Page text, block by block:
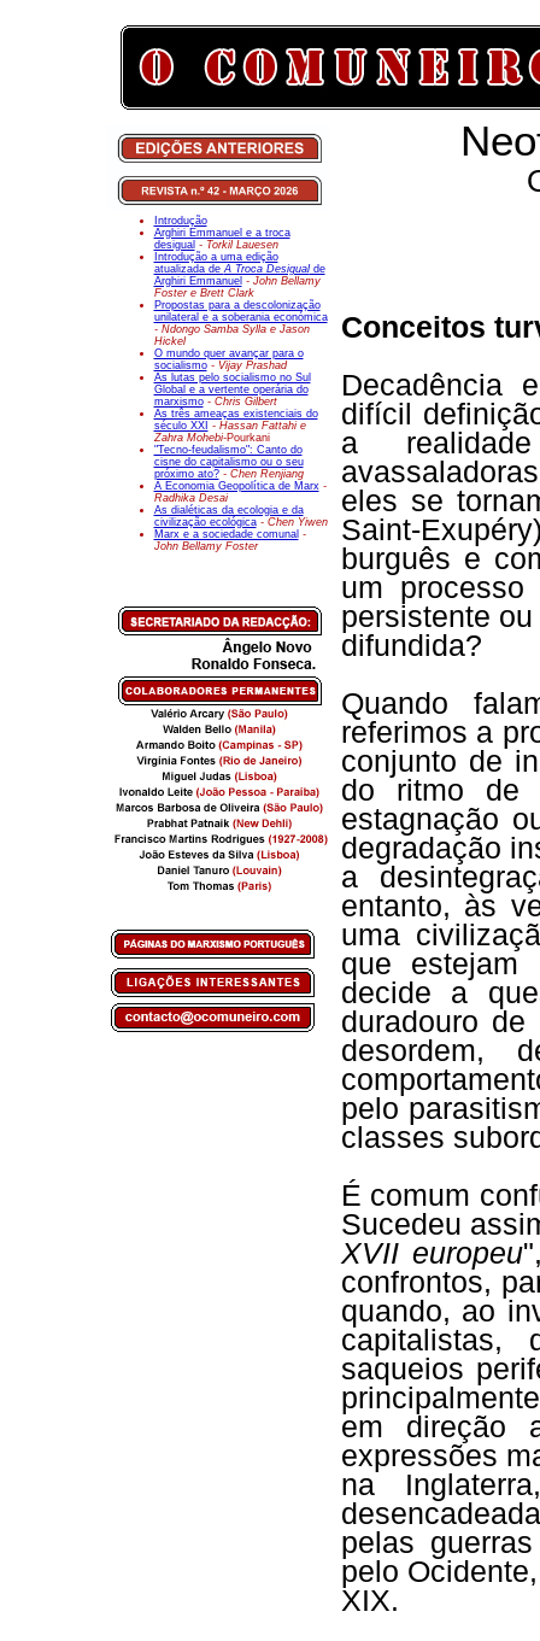
Introdução
Arghiri Emmanuel e a troca
desigual - Torkil Lauesen
Introdução a uma edição
atualizada deA Troca Desigualde
Arghiri Emmanuel - John Bellamy
Foster e Brett Clark
Propostas para a descolonização
unilateral e a soberania económica
- Ndongo Samba Sylla e Jason
Hickel
O mundo quer avançar para o
socialismo- Vijay Prashad
As lutas pelo socialismo no Sul
Global e a vertente operária do
marxismo- Chris Gilbert
As três ameaças existenciais do
século XXI - Hassan Fattahi e
Zahra Mohebi-Pourkani
"Tecno-feudalismo": Canto do
cisne do capitalismo ou o seu
próximo ato? - Chen Renjiang
A Economia Geopolítica de Marx-
Radhika Desai
As dialéticas da ecologia e da
civilização ecológica - Chen Yiwen
Marx e a sociedade comunal -
John Bellamy Foster
Conceitos
Decadência
difícil
a
eles se
Saint-
burguês e
um
persistente
difundida?
Quando
referimos a
conjunto de
do ritmo de
estagnação
degradação
a
entanto, às
uma
que estejam
decide a
duradouro
desordem,
pelo
classes
É comum
Sucedeu
XVII europeu
confrontos,
quando, ao
capitalistas,
saqueios
em direção
expressões
na
pelas
pelo
XIX.